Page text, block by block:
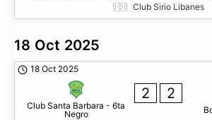
Club Sirio Libanes
18 Oct 2025
18 Oct 2025
Club Santa Barbara - 6ta
Negro
2 2